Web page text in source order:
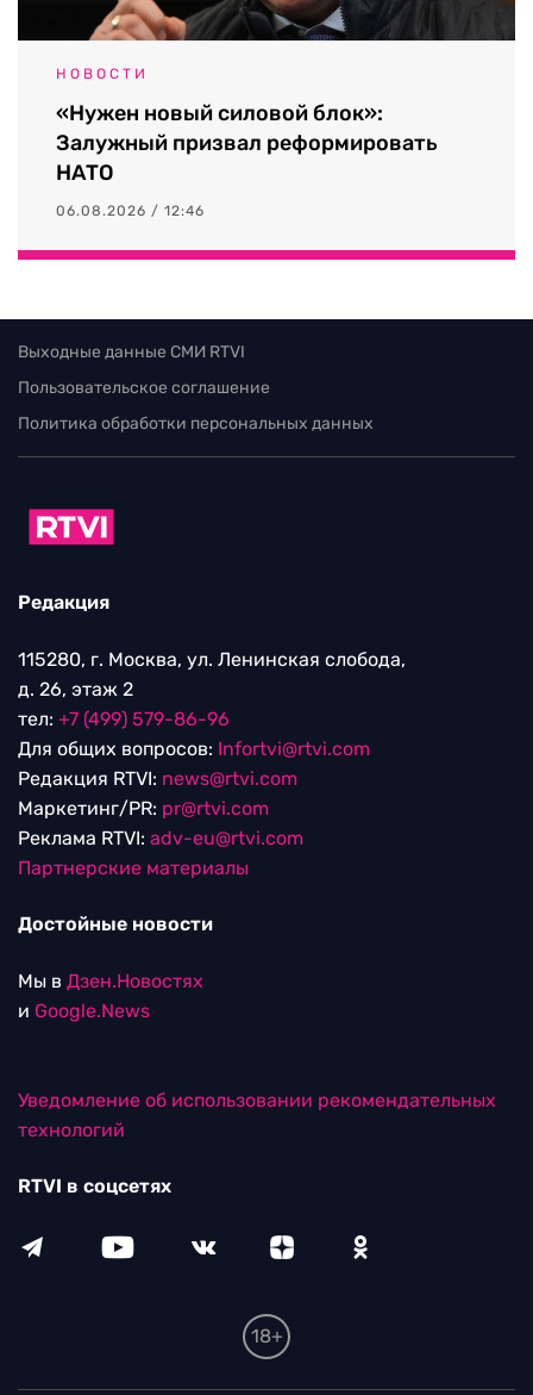
НОВОСТИ
«Нужен новый силовой блок»:
Залужный призвал реформировать
НАТО
06.08.2026 / 12:46
Выходные данные СМИ RTVI
Пользовательское соглашение
Политика обработки персональных данных
Редакция
115280, г. Москва, ул. Ленинская слобода,
д. 26, этаж 2
тел: +7 (499) 579-86-96
Для общих вопросов: Infortvi@rtvi.com
Редакция RTVI: news@rtvi.com
Маркетинг/PR: pr@rtvi.com
Реклама RTVI: adv-eu@rtvi.com
Партнерские материалы
Достойные новости
Мы в Дзен.Новостях
и Google.News
Уведомление об использовании рекомендательных
технологий
RTVI в соцсетях
18+